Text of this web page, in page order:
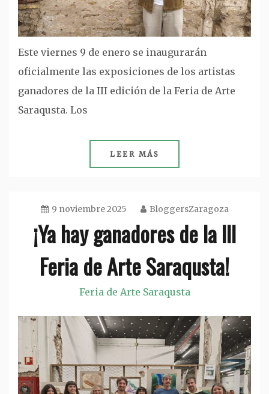
Este viernes 9 de enero se inaugurarán
oficialmente las exposiciones de los artistas
ganadores de la III edición de la Feria de Arte
Saraqusta. Los
LEER MÁS
9 noviembre 2025 BloggersZaragoza
¡Ya hay ganadores de la III
Feria de Arte Saraqusta!
Feria de Arte Saraqusta